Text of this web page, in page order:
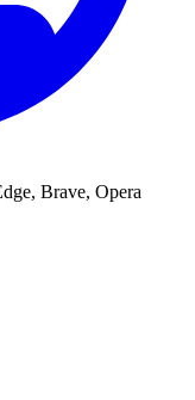
Brave, Opera